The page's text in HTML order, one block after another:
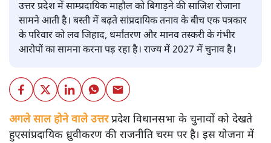
उत्तर प्रदेश में साम्प्रदायिक माहौल को बिगाड़ने की साजिश रोजाना
सामने आती है। बस्ती में बढ़ते सांप्रदायिक तनाव के बीच एक पत्रकार
के परिवार को लव जिहाद, धर्मांतरण और मानव तस्करी के गंभीर
आरोपों का सामना करना पड़ रहा है। राज्य में 2027 में चुनाव है।
अगले साल होने वाले उत्तरप्रदेश विधानसभा के चुनावों को देखते
हुएसांप्रदायिक ध्रुवीकरण की राजनीति चरम पर है। इस योजना में